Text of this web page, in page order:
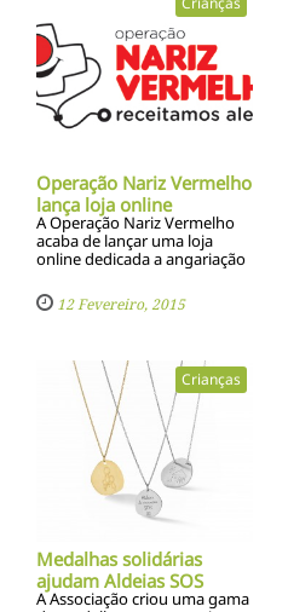
Operação Nariz Vermelho
lança loja online
A Operação Nariz Vermelho
acaba de lançar uma loja
online dedicada a angariação
a crianças hospitalizadas
12 Fevereiro, 2015
Crianças
Medalhas solidárias
ajudam Aldeias SOS
A Associação criou uma gama